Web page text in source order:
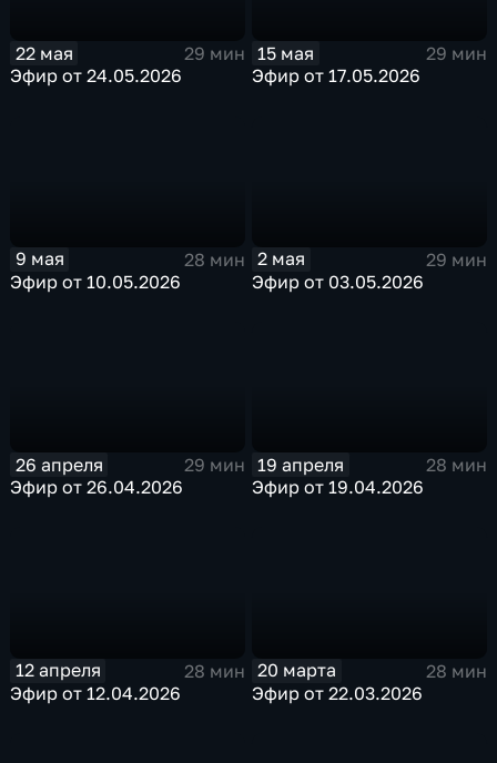
22 мая
29 мин
Эфир от 24.05.2026
15 мая
29 мин
Эфир от 17.05.2026
9 мая
28 мин
Эфир от 10.05.2026
2 мая
29 мин
Эфир от 03.05.2026
26 апреля
29 мин
Эфир от 26.04.2026
19 апреля
28 мин
Эфир от 19.04.2026
12 апреля
28 мин
Эфир от 12.04.2026
20 марта
28 мин
Эфир от 22.03.2026